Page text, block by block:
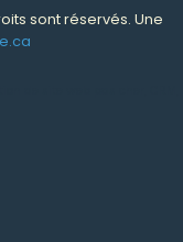
sont réservés. Une